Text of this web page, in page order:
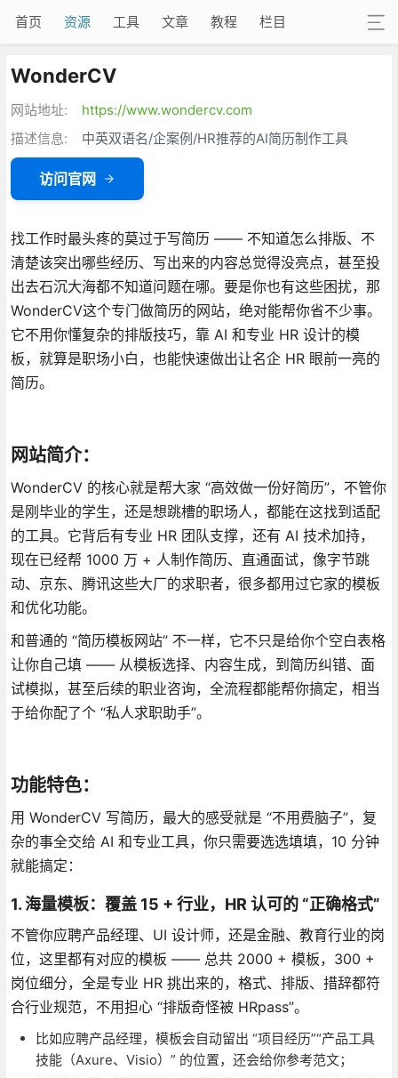
首页 资源 工具 文章 教程 栏目
WonderCV
网站地址:
https://www.wondercv.com
描述信息:
中英双语名/企案例/HR推荐的AI简历制作工具
访问官网
找工作时最头疼的莫过于写简历 —— 不知道怎么排版、不
清楚该突出哪些经历、写出来的内容总觉得没亮点，甚至投
出去石沉大海都不知道问题在哪。要是你也有这些困扰，那
WonderCV这个专门做简历的网站，绝对能帮你省不少事。
它不用你懂复杂的排版技巧，靠 AI 和专业 HR 设计的模
板，就算是职场小白，也能快速做出让名企 HR 眼前一亮的
简历。
网站简介：
WonderCV 的核心就是帮大家 “高效做一份好简历”，不管你
是刚毕业的学生，还是想跳槽的职场人，都能在这找到适配
的工具。它背后有专业 HR 团队支撑，还有 AI 技术加持，
现在已经帮 1000 万 + 人制作简历、直通面试，像字节跳
动、京东、腾讯这些大厂的求职者，很多都用过它家的模板
和优化功能。
和普通的 “简历模板网站” 不一样，它不只是给你个空白表格
让你自己填 —— 从模板选择、内容生成，到简历纠错、面
试模拟，甚至后续的职业咨询，全流程都能帮你搞定，相当
于给你配了个 “私人求职助手”。
功能特色：
用 WonderCV 写简历，最大的感受就是 “不用费脑子”，复
杂的事全交给 AI 和专业工具，你只需要选选填填，10 分钟
就能搞定：
1. 海量模板：覆盖 15 + 行业，HR 认可的 “正确格式”
不管你应聘产品经理、UI 设计师，还是金融、教育行业的岗
位，这里都有对应的模板 —— 总共 2000 + 模板，300 +
岗位细分，全是专业 HR 挑出来的，格式、排版、措辞都符
合行业规范，不用担心 “排版奇怪被 HRpass”。
比如应聘产品经理，模板会自动留出 “项目经历”“产品工具
技能（Axure、Visio）” 的位置，还会给你参考范文；